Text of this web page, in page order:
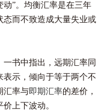
动”。均衡汇率是在三年
态而不致造成大量失业或
书中指出，远期汇率同
表示，倾向于等于两个不
汇率与即期汇率的差价，
价上下波动。